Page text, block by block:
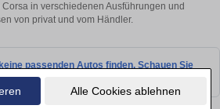
Alle Cookies ablehnen
in verschiedenen Ausführungen und
von privat und vom Händler.
passenden Autos finden. Schauen Sie